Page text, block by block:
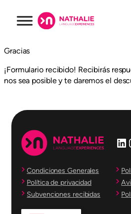
Gracias
¡Formulario recibido! Recibirás
nos sea posible y te daremos el
Condiciones Generales
Política de privacidad
Subvenciones recibidas